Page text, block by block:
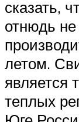
сказать,
отнюдь не
летом.
является
теплых